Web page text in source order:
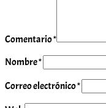
Comentario*
Nombre*
Correo electrónico*